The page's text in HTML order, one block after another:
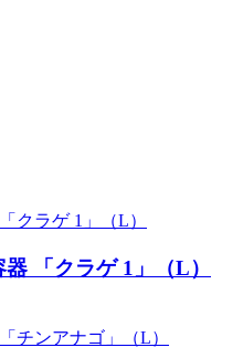
「クラゲ 1」（L）